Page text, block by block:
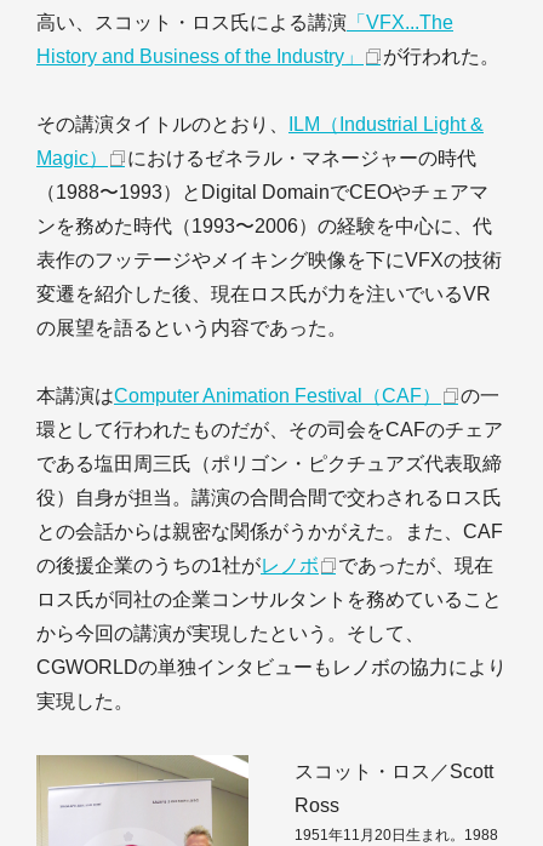
高い、スコット・ロス氏による講演 「VFX...The
History and Business of the Industry」
が行われた。
その講演タイトルのとおり、
ILM（Industrial Light &
Magic）
におけるゼネラル・マネージャーの時代
（1988〜1993）とDigital DomainでCEOやチェアマ
ンを務めた時代（1993〜2006）の経験を中心に、代
表作のフッテージやメイキング映像を下にVFXの技術
変遷を紹介した後、現在ロス氏が力を注いでいるVR
の展望を語るという内容であった。
本講演はComputer Animation Festival（CAF）
の一
環として行われたものだが、その司会をCAFのチェア
である塩田周三氏（ポリゴン・ピクチュアズ代表取締
役）自身が担当。講演の合間合間で交わされるロス氏
との会話からは親密な関係がうかがえた。また、CAF
の後援企業のうちの1社がレノボ
であったが、現在
ロス氏が同社の企業コンサルタントを務めていること
から今回の講演が実現したという。そして、
CGWORLDの単独インタビューもレノボの協力により
実現した。
スコット・ロス／Scott
Ross
1951年11月20日生まれ。1988